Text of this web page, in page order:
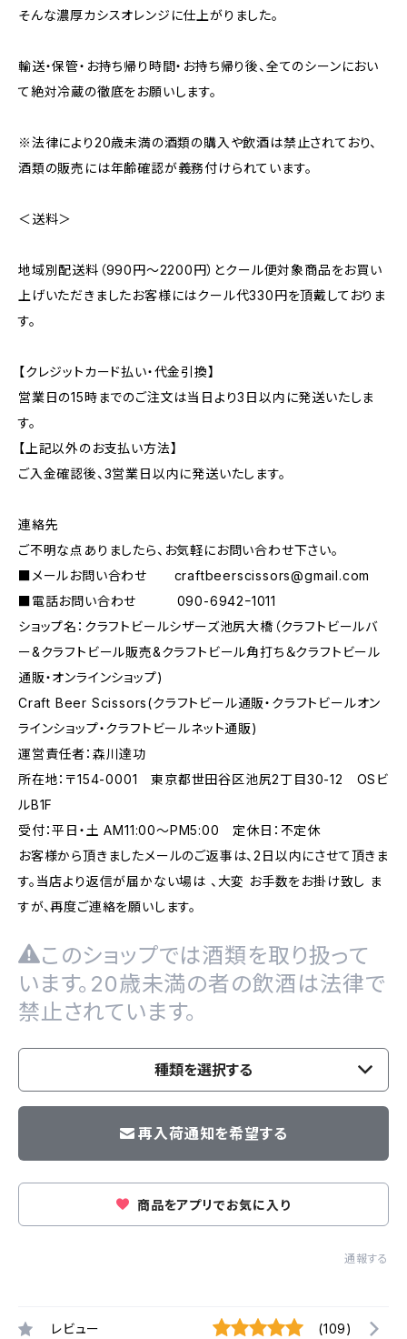
そんな濃厚カシスオレンジに仕上がりました。
輸送・保管・お持ち帰り時間・お持ち帰り後、全てのシーンにおい
て絶対冷蔵の徹底をお願いします。
※法律により20歳未満の酒類の購入や飲酒は禁止されており、
酒類の販売には年齢確認が義務付けられています。
＜送料＞
地域別配送料（990円～2200円）とクール便対象商品をお買い
上げいただきましたお客様にはクール代330円を頂戴しておりま
す。
【クレジットカード払い・代金引換】
営業日の15時までのご注文は当日より3日以内に発送いたしま
す。
【上記以外のお支払い方法】
ご入金確認後、3営業日以内に発送いたします。
連絡先
ご不明な点ありましたら、お気軽にお問い合わせ下さい。
■メールお問い合わせ craftbeerscissors@gmail.com
■電話お問い合わせ 090-6942ｰ1011
ショップ名：クラフトビールシザーズ池尻大橋（クラフトビールバ
ー&クラフトビール販売&クラフトビール角打ち＆クラフトビール
通販・オンラインショップ)
Craft Beer Scissors(クラフトビール通販・クラフトビールオン
ラインショップ・クラフトビールネット通販)
運営責任者：森川達功
所在地：〒154-0001 東京都世田谷区池尻2丁目30-12 OSビ
ルB1F
受付：平日・土 AM11:00～PM5:00 定休日：不定休
お客様から頂きましたメールのご返事は、2日以内にさせて頂きま
す。当店より返信が届かない場は 、大変 お手数をお掛け致し ま
すが、再度ご連絡を願いします。
このショップでは酒類を取り扱って
います。20歳未満の者の飲酒は法律で
禁止されています。
種類を選択する
再入荷通知を希望する
商品をアプリでお気に入り
通報する
レビュー (109)